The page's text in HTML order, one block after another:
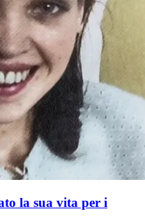
la sua vita per i